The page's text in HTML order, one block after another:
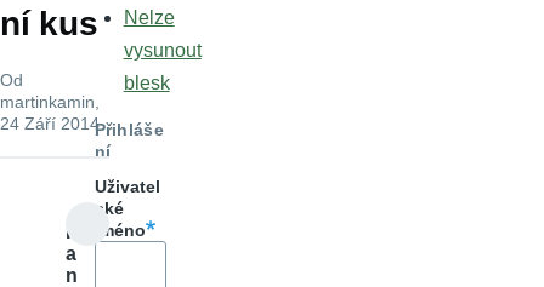
ní kus
Od
martinkamin
24 Září 2014
Iv
a
n
Nelze
vysunout
blesk
Přihláše
ní
Uživatel
ské
jméno